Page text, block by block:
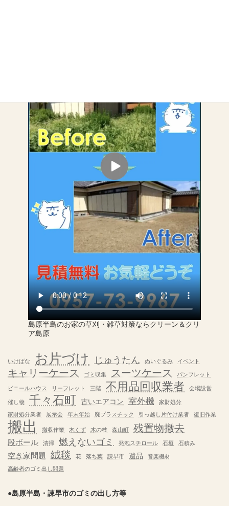
島原半島のお家の草刈・雑草対策ならクリーン＆クリ
ア島原
いけばな お片づけ じゅうたん ぬいぐるみ イベント
キャリーケース ゴミ収集 スーツケース パンフレット
ビニールハウス リーフレット 三階 不用品回収業者 会場設営
催し物 千々石町 古いエアコン 室外機
家財処分
家財処分業者
展示会 年末年始 廃プラスチック 引っ越し片付け業者 復旧作業
搬出 撤収作業 木くず 木の枝 森山町 残置物撤去
段ボール 清掃 燃えないゴミ 発泡スチロール 石垣 石積み
空き家問題 絨毯 花 落ち葉 諌早市 遺品
音楽機材
高齢者のゴミ出し問題
●島原半島・諫早市のゴミの出し方等